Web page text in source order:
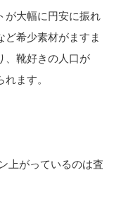
が大幅に円安に振れ
ど希少素材がますま
、靴好きの人口が
ます。
上がっているのは査